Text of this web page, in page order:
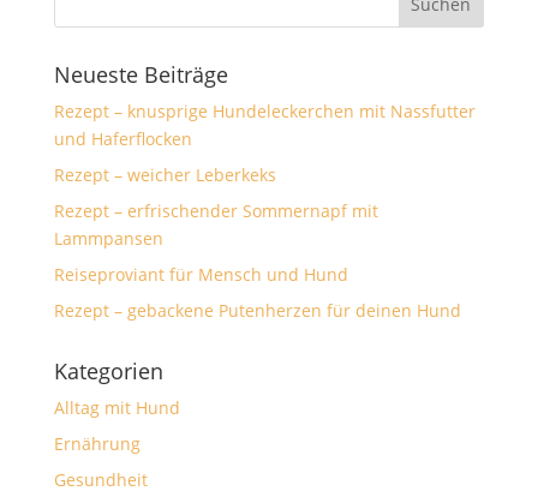
Neueste Beiträge
Rezept – knusprige Hundeleckerchen mit Nassfutter
und Haferflocken
Rezept – weicher Leberkeks
Rezept – erfrischender Sommernapf mit
Lammpansen
Reiseproviant für Mensch und Hund
Rezept – gebackene Putenherzen für deinen Hund
Kategorien
Alltag mit Hund
Ernährung
Gesundheit